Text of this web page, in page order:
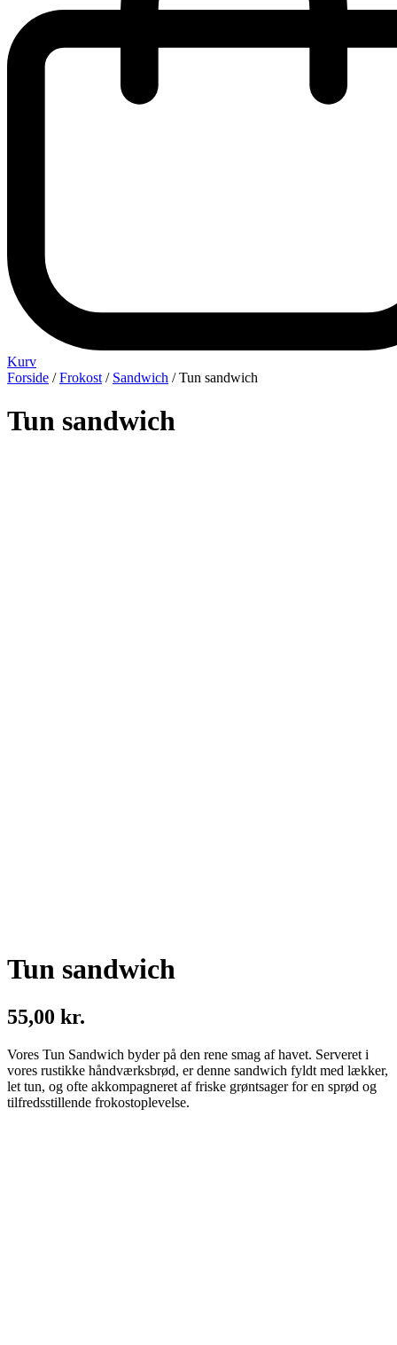
Kurv
Forside /Frokost / Sandwich / Tun sandwich
Tun sandwich
Tun sandwich
55,00 kr.
Vores Tun Sandwich byder på den rene smag af havet. Serveret i
vores rustikke håndværksbrød, er denne sandwich fyldt med lækker,
let tun, og ofte akkompagneret af friske grøntsager for en sprød og
tilfredsstillende frokostoplevelse.